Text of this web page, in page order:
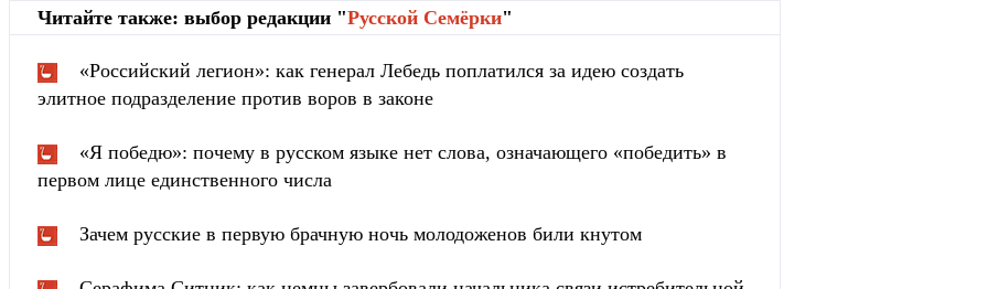
Читайте также: выбор редакции "Русской Cемёрки"
«Российский легион»: как генерал Лебедь поплатился за идею создать
элитное подразделение против воров в законе
«Я победю»: почему в русском языке нет слова, означающего «победить» в
первом лице единственного числа
Зачем русские в первую брачную ночь молодоженов били кнутом